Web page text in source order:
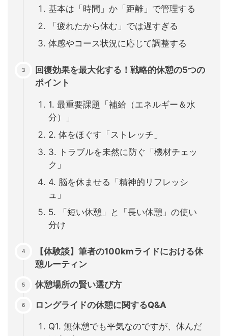
基本は「時間」か「距離」で管理する
「疲れたから休む」では遅すぎる
体感やコース状況に応じて調整する
回復効果を最大化する！戦略的休憩の5つの
ポイント
1. 最重要課題「補給（エネルギー＆水
分）」
2. 体をほぐす「ストレッチ」
3. トラブルを未然に防ぐ「機材チェッ
ク」
4. 脳を休ませる「精神的リフレッシ
ュ」
5. 「短い休憩」と「長い休憩」の使い
分け
【体験談】筆者の100kmライドにおける休
憩ルーティン
休憩場所の賢い選び方
ロングライドの休憩に関するQ&A
Q1. 無休憩でも平気なのですが、休んだ